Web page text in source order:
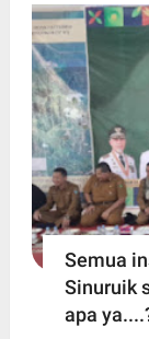
Semua
Sinuruik
apa